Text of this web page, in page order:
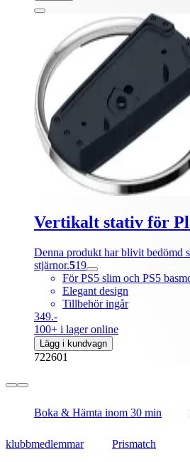
Vertikalt stativ för
Denna produkt har blivit bedömd
stjärnor.519
För PS5 slim och PS5
Elegant design
Tillbehör ingår
349.-
100+ i lager online
Lägg i kundvagn
722601
Boka & Hämta inom 30 min
klubbmedlemmar Prismatch